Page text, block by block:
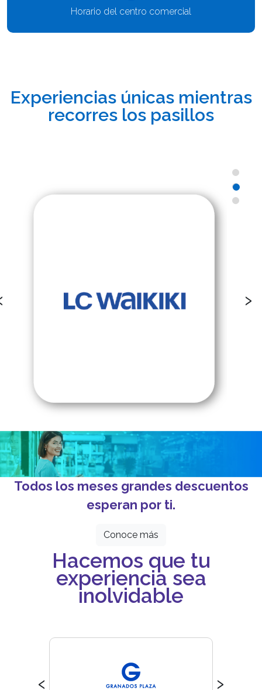
Horario del centro comercial
Experiencias únicas mientras
recorres los pasillos
›
Todos los meses grandes descuentos
esperan por ti.
Conoce más
Hacemos que tu
experiencia sea
inolvidable
‹ ›